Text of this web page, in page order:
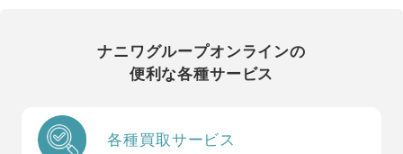
ナニワグループオンラインの
便利な各種サービス
各種買取サービス